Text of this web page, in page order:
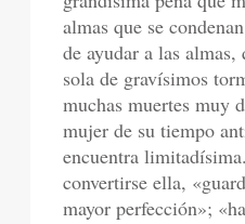
almas que se
de ayudar a las
sola de gravísimos
muchas muertes muy
mujer de su tiempo
encuentra
convertirse ella,
mayor perfección»;